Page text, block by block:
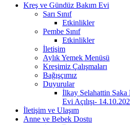
Kreş ve Gündüz Bakım Evi
Sarı Sınıf
Etkinlikler
Pembe Sınıf
Etkinlikler
İletişim
Aylık Yemek Menüsü
Kreşimiz Çalışmaları
Bağışçımız
Duyurular
İlkay Selahattin Saka
Evi Açılışı-
İletişim ve Ulaşım
Anne ve Bebek Dostu